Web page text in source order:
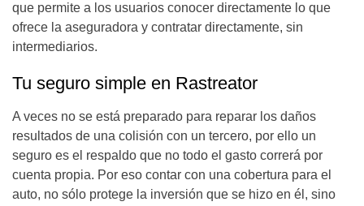
que permite a los usuarios conocer directamente lo que
ofrece la aseguradora y contratar directamente, sin
intermediarios.
Tu seguro simple en Rastreator
A veces no se está preparado para reparar los daños
resultados de una colisión con un tercero, por ello un
seguro es el respaldo que no todo el gasto correrá por
cuenta propia. Por eso contar con una cobertura para el
auto, no sólo protege la inversión que se hizo en él, sino